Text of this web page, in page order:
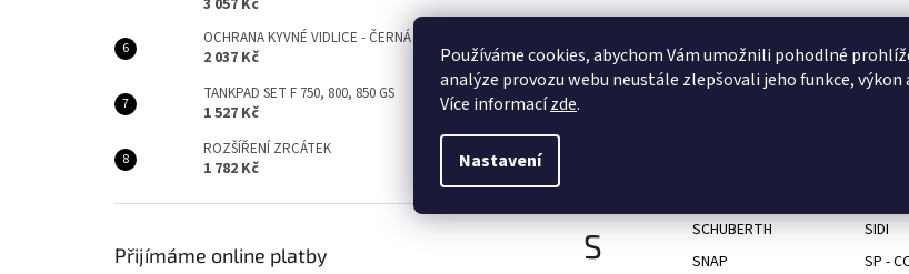
Používáme cookies, abychom Vám umožnili pohodlné
analýze provozu webu neustále zlepšovali jeho funkce,
Více informacízde.
Nastavení
3 057 Kč
OCHRANA KYVNÉ VIDLICE - ČERNÁ
2 037 Kč
TANKPAD SET F 750, 800, 850 GS
1 527 Kč
ROZŠÍŘENÍ ZRCÁTEK
1 782 Kč
Přijímáme online platby
R
RAM
REGINA
REMUS
S
SCHUBERTH
SIDI
SNAP
SP -